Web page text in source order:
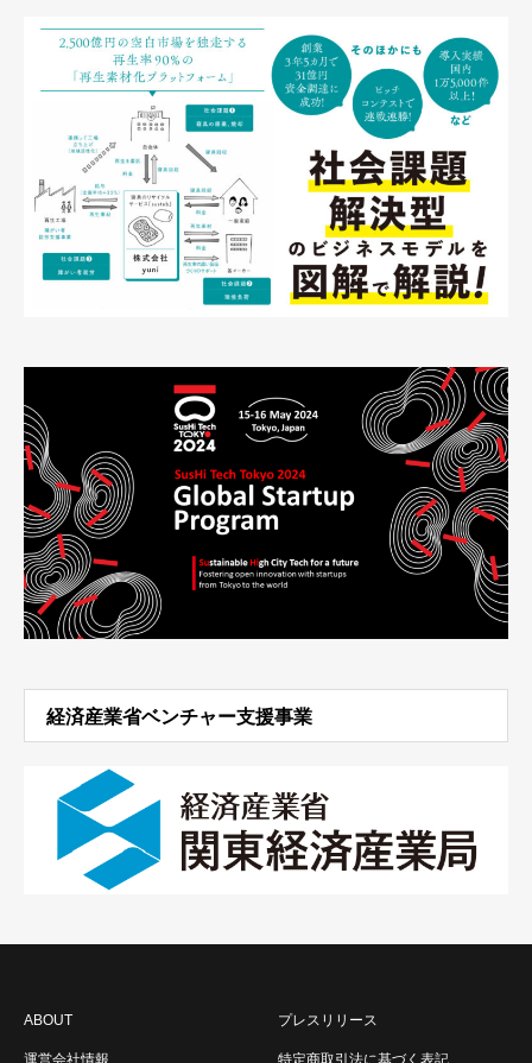
経済産業省ベンチャー支援事業
ABOUT プレスリリース
運営会社情報 特定商取引法に基づく表記